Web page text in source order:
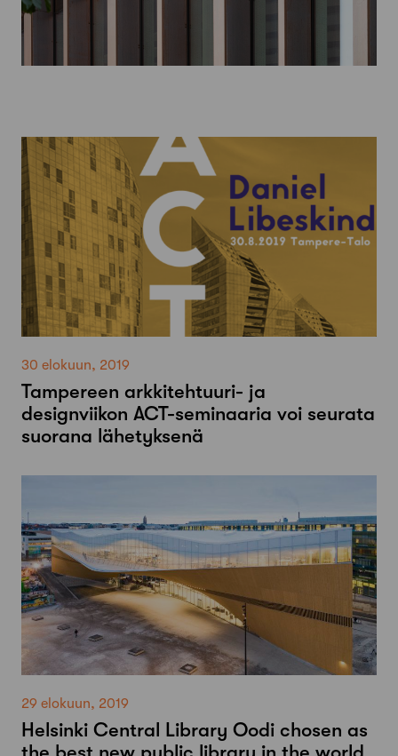
30 elokuun, 2019
Tampereen arkkitehtuuri- ja
designviikon ACT-seminaaria voi seurata
suorana lähetyksenä
29 elokuun, 2019
Helsinki Central Library Oodi chosen as